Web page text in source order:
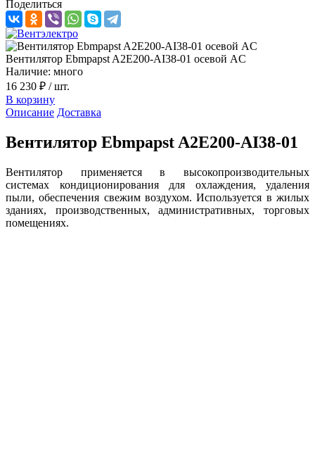
Поделиться
Вентилятор Ebmpapst A2E200-AI38-01 осевой AC
Наличие: много
16 230 ₽ / шт.
В корзину
Описание Доставка
Вентилятор Ebmpapst A2E200-AI38-01
Вентилятор применяется в высокопроизводительных
системах кондиционирования для охлаждения, удаления
пыли, обеспечения свежим воздухом. Используется в жилых
зданиях, производственных, административных, торговых
помещениях.